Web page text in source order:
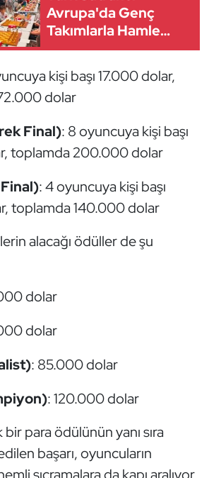
Avrupa'da Genç
Takımlarla Hamle
Yapıyor
kişi başı 17.000 dolar,
dolar
Final): 8 oyuncuya kişi başı
toplamda 200.000 dolar
Final): 4 oyuncuya kişi başı
toplamda 140.000 dolar
alacağı ödüller de şu
dolar
dolar
: 85.000 dolar
: 120.000 dolar
para ödülünün yanı sıra
başarı, oyuncuların
sıçramalara da kapı aralıyor.
Fitness